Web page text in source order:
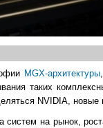
MGX-архитектуры
таких
NVIDIA,
систем на рынок,